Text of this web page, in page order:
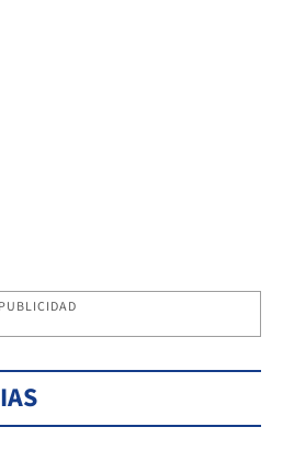
PUBLICIDAD